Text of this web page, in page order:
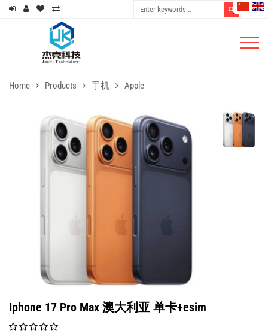
Home Products 手机 Apple
Iphone 17 Pro Max 澳大利亚 单卡+esim